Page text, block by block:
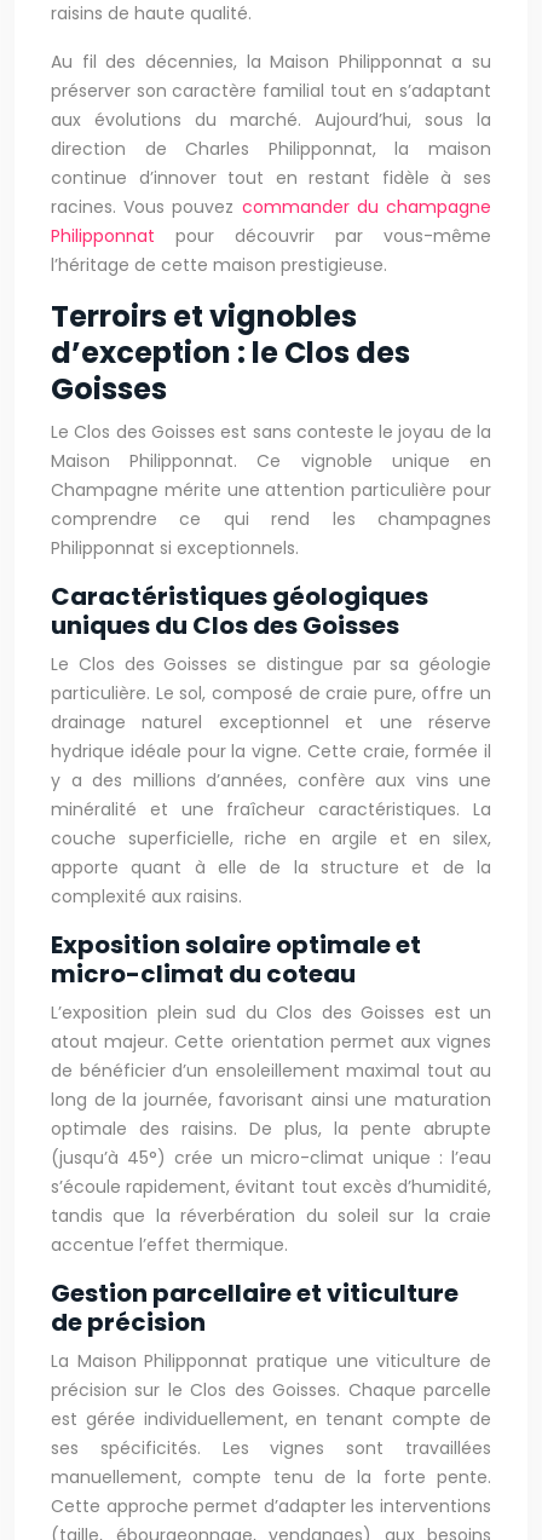
raisins de haute qualité.
Au fil des décennies, la Maison Philipponnat a su
préserver son caractère familial tout en s’adaptant
aux évolutions du marché. Aujourd’hui, sous la
direction de Charles Philipponnat, la maison
continue d’innover tout en restant fidèle à ses
racines. Vous pouvez commander du champagne
Philipponnat pour découvrir par vous-même
l’héritage de cette maison prestigieuse.
Terroirs et vignobles
d’exception : le Clos des
Goisses
Le Clos des Goisses est sans conteste le joyau de la
Maison Philipponnat. Ce vignoble unique en
Champagne mérite une attention particulière pour
comprendre ce qui rend les champagnes
Philipponnat si exceptionnels.
Caractéristiques géologiques
uniques du Clos des Goisses
Le Clos des Goisses se distingue par sa géologie
particulière. Le sol, composé de craie pure, offre un
drainage naturel exceptionnel et une réserve
hydrique idéale pour la vigne. Cette craie, formée il
y a des millions d’années, confère aux vins une
minéralité et une fraîcheur caractéristiques. La
couche superficielle, riche en argile et en silex,
apporte quant à elle de la structure et de la
complexité aux raisins.
Exposition solaire optimale et
micro-climat du coteau
L’exposition plein sud du Clos des Goisses est un
atout majeur. Cette orientation permet aux vignes
de bénéficier d’un ensoleillement maximal tout au
long de la journée, favorisant ainsi une maturation
optimale des raisins. De plus, la pente abrupte
(jusqu’à 45°) crée un micro-climat unique : l’eau
s’écoule rapidement, évitant tout excès d’humidité,
tandis que la réverbération du soleil sur la craie
accentue l’effet thermique.
Gestion parcellaire et viticulture
de précision
La Maison Philipponnat pratique une viticulture de
précision sur le Clos des Goisses. Chaque parcelle
est gérée individuellement, en tenant compte de
ses spécificités. Les vignes sont travaillées
manuellement, compte tenu de la forte pente.
Cette approche permet d’adapter les interventions
(taille, ébourgeonnage, vendanges) aux besoins